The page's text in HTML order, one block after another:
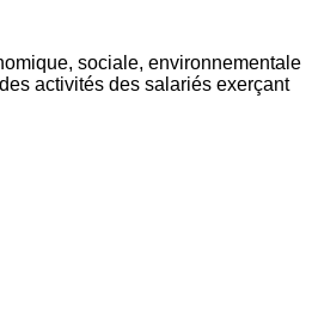
sociale, environnementale
activités des salariés exerçant